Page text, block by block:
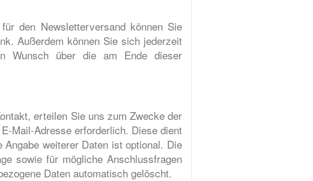
den Newsletterversand können Sie
Außerdem können Sie sich jederzeit
Wunsch über die am Ende dieser
erteilen Sie uns zum Zwecke der
Mail-Adresse erforderlich. Diese dient
weiterer Daten ist optional. Die
sowie für mögliche Anschlussfragen
Daten automatisch gelöscht.